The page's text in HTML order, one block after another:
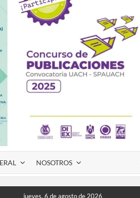
NOSOTROS
jueves, 6 de agosto de 2026